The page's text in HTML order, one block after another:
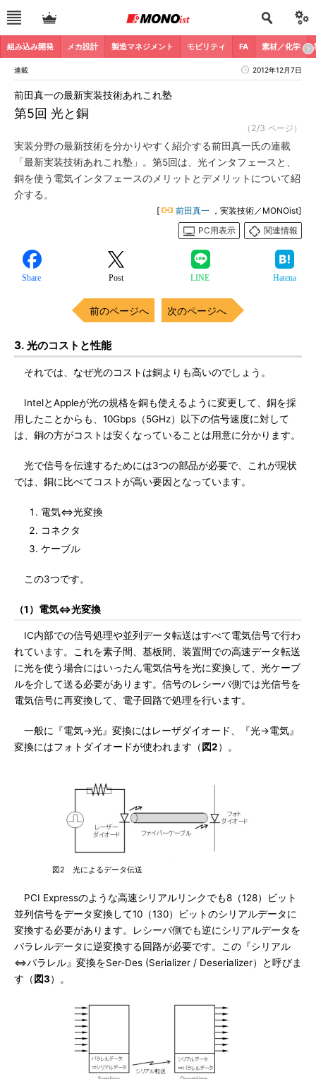
組み込み開発 メカ設計 製造マネジメント モビリティ FA 素材／化学
連載 2012年12月7日
第5回 光と銅
前田真一の最新実装技術あれこれ塾
（2/3 ページ）
実装分野の最新技術を分かりやすく紹介する前田真一氏の連載
「最新実装技術あれこれ塾」。第5回は、光インタフェースと、
銅を使う電気インタフェースのメリットとデメリットについて紹
介する。
[ 前田真一 ，実装技術／MONOist]
PC用表示
関連情報
Share Post LINE Hatena
前のページへ 次のページへ
3. 光のコストと性能
それでは、なぜ光のコストは銅よりも高いのでしょう。
IntelとAppleが光の規格を銅も使えるように変更して、銅を採
用したことからも、10Gbps（5GHz）以下の信号速度に対して
は、銅の方がコストは安くなっていることは用意に分かります。
光で信号を伝達するためには3つの部品が必要で、これが現状
では、銅に比べてコストが高い要因となっています。
電気⇔光変換
コネクタ
ケーブル
この3つです。
（1）電気⇔光変換
IC内部での信号処理や並列データ転送はすべて電気信号で行わ
れています。これを素子間、基板間、装置間での高速データ転送
に光を使う場合にはいったん電気信号を光に変換して、光ケーブ
ルを介して送る必要があります。信号のレシーバ側では光信号を
電気信号に再変換して、電子回路で処理を行います。
一般に『電気→光』変換にはレーザダイオード、『光→電気』
変換にはフォトダイオードが使われます（ 図2）。
図2 光によるデータ伝送
PCI Expressのような高速シリアルリンクでも8（128）ビット
並列信号をデータ変換して10（130）ビットのシリアルデータに
変換する必要があります。レシーバ側でも逆にシリアルデータを
パラレルデータに逆変換する回路が必要です。この『シリアル
⇔パラレル』変換をSer-Des (Serializer / Deserializer）と呼びま
す（ 図3）。